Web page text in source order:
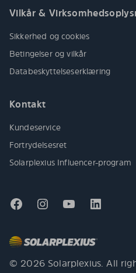
Vilkår &
Sikkerhed og cookies
Betingelser og vilkår
Databeskyttelseserklæring
Kontakt
Kundeservice
Fortrydelsesret
Solarplexius Influencer-program
© 2026 Solarplexius. All